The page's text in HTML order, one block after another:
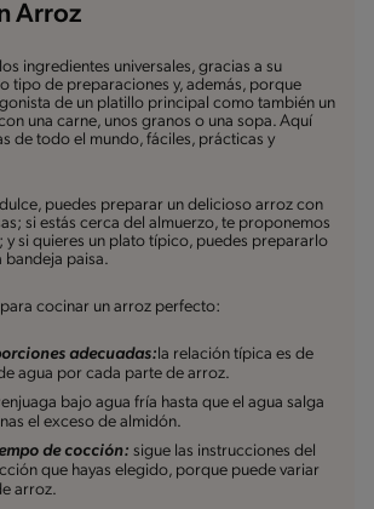
Arroz
ingredientes universales, gracias a su
tipo de preparaciones y, además, porque
de un platillo principal como también un
una carne, unos granos o una sopa. Aquí
de todo el mundo, fáciles, prácticas y
puedes preparar un delicioso arroz con
si estás cerca del almuerzo, te proponemos
y si quieres un plato típico, puedes prepararlo
bandeja paisa.
cocinar un arroz perfecto:
adecuadas:la relación típica es de
agua por cada parte de arroz.
enjuaga bajo agua fría hasta que el agua salga
el exceso de almidón.
de cocción: sigue las instrucciones del
que hayas elegido, porque puede variar
arroz.